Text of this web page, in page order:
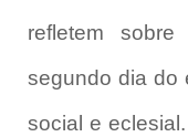
refletem
segundo dia do
social e